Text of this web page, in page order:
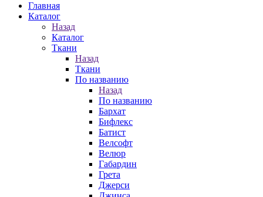
Главная
Каталог
Назад
Каталог
Ткани
Назад
Ткани
По названию
Назад
По названию
Бархат
Бифлекс
Батист
Велсофт
Велюр
Габардин
Грета
Джерси